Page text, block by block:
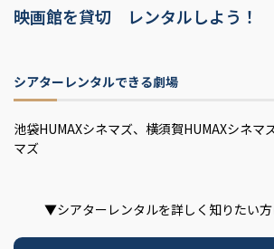
映画館を貸切 レンタルしよう！
シアターレンタルできる劇場
池袋HUMAXシネマズ、横須賀HUMAXシネマ
マズ
▼シアターレンタルを詳しく知りたい